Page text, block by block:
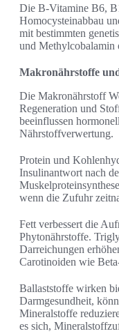
Die B‑Vitamine B6,
Homocysteinabbau
mit bestimmten
und Methylcobalamin
Makronährstoffe
Die Makronährstoff
Regeneration und
beeinflussen
Nährstoffverwertung.
Protein und
Insulinantwort nach
wenn die Zufuhr
Fett verbessert die
Phytonährstoffe.
Darreichungen
Carotinoiden wie
Ballaststoffe wirken
Darmgesundheit,
Mineralstoffe
es sich,